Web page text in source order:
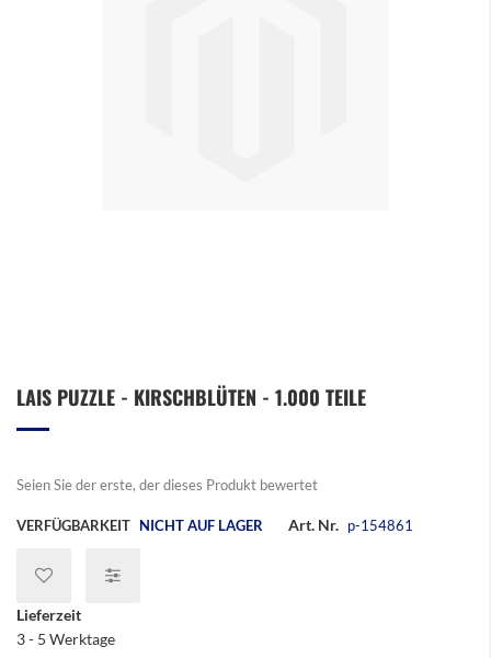
Anfang
LAIS PUZZLE - KIRSCHBLÜTEN - 1.000 TEILE
Seien Sie der erste, der dieses Produkt bewertet
VERFÜGBARKEIT NICHT AUF LAGER Art. Nr. p-154861
Lieferzeit
3 - 5 Werktage